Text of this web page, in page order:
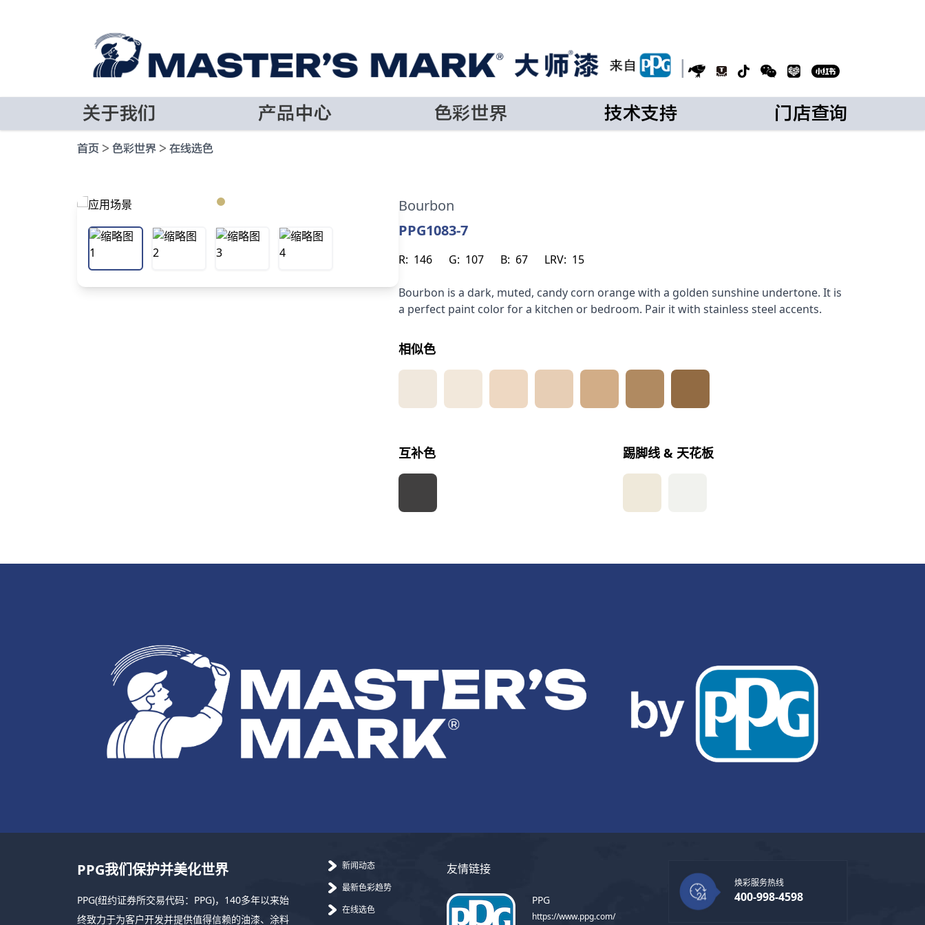
关于我们 产品中心 色彩世界 技术支持 门店查询
首页 > 色彩世界 > 在线选色
Bourbon
PPG1083-7
R: 146 G: 107 B: 67 LRV: 15
Bourbon is a dark, muted, candy corn orange with a golden sunshine undertone. It is
a perfect paint color for a kitchen or bedroom. Pair it with stainless steel accents.
相似色
互补色 踢脚线 & 天花板
PPG我们保护并美化世界
PPG(纽约证券所交易代码：PPG)，140多年以来始
终致力于为客户开发并提供值得信赖的油漆、涂料
新闻动态
最新色彩趋势
在线选色
友情链接
PPG
https://www.ppg.com/
焕彩服务热线
400-998-4598